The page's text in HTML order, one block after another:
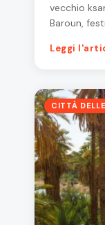
vecchio
Baroun,
Leggi
CITTÀ